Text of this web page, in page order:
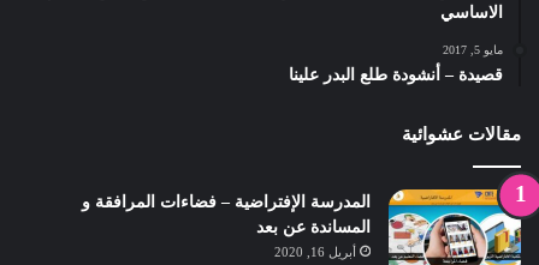
الاساسي
مايو 5, 2017
قصيدة – أنشودة طلع البدر علينا
مقالات عشوائية
المدرسة الإفتراضية – فضاءات المرافقة و
المساندة عن بعد
أبريل 16, 2020